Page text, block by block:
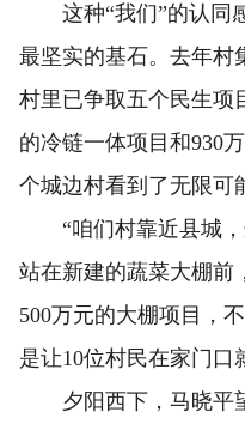
这种“我们”的认同
最坚实的基石。去年村
村里已争取五个民生项
的冷链一体项目和930
个城边村看到了无限可
“咱们村靠近县城，
站在新建的蔬菜大棚前
500万元的大棚项目，
是让10位村民在家门口
夕阳西下，马晓平